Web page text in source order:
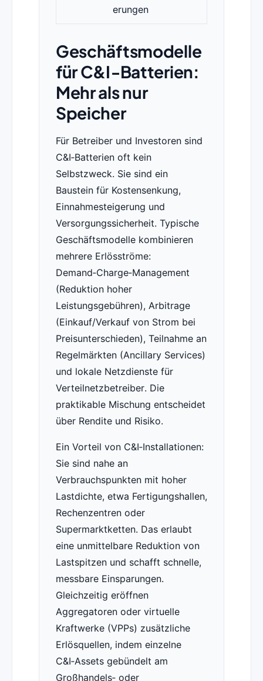
erungen
Geschäftsmodelle
für C&I‑Batterien:
Mehr als nur
Speicher
Für Betreiber und Investoren sind
C&I‑Batterien oft kein
Selbstzweck. Sie sind ein
Baustein für Kostensenkung,
Einnahmesteigerung und
Versorgungssicherheit. Typische
Geschäftsmodelle kombinieren
mehrere Erlösströme:
Demand‑Charge‑Management
(Reduktion hoher
Leistungsgebühren), Arbitrage
(Einkauf/Verkauf von Strom bei
Preisunterschieden), Teilnahme an
Regelmärkten (Ancillary Services)
und lokale Netzdienste für
Verteilnetzbetreiber. Die
praktikable Mischung entscheidet
über Rendite und Risiko.
Ein Vorteil von C&I‑Installationen:
Sie sind nahe an
Verbrauchspunkten mit hoher
Lastdichte, etwa Fertigungshallen,
Rechenzentren oder
Supermarktketten. Das erlaubt
eine unmittelbare Reduktion von
Lastspitzen und schafft schnelle,
messbare Einsparungen.
Gleichzeitig eröffnen
Aggregatoren oder virtuelle
Kraftwerke (VPPs) zusätzliche
Erlösquellen, indem einzelne
C&I‑Assets gebündelt am
Großhandels‑ oder